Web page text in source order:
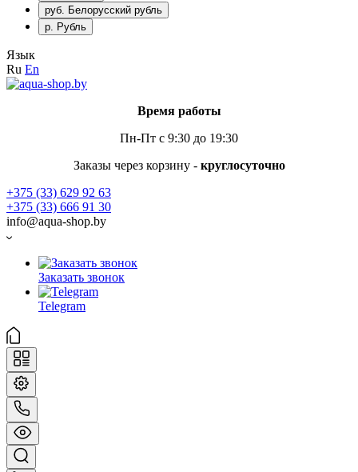
руб. Белорусский рубль
р. Рубль
Язык
Ru En
Время работы
Пн-Пт с 9:30 до 19:30
Заказы через корзину - круглосуточно
+375 (33) 629 92 63
+375 (33) 666 91 30
info@aqua-shop.by
Заказать звонок
Telegram